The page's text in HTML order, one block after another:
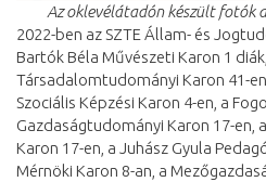
Az oklevélátadón készült fotók
2022-ben az SZTE Állam- és
Bartók Béla Művészeti Karon 1
Társadalomtudományi Karon 41-
Szociális Képzési Karon 4-en, a
Gazdaságtudományi Karon 17-en,
Karon 17-en, a Juhász Gyula
Mérnöki Karon 8-an, a